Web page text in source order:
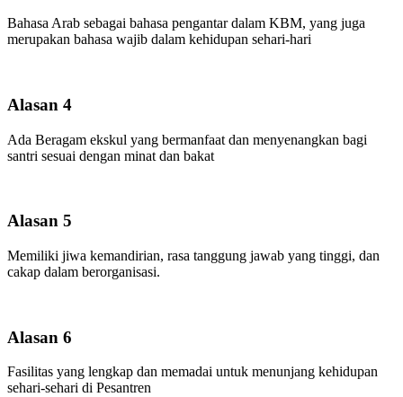
Bahasa Arab sebagai bahasa pengantar dalam KBM, yang juga
merupakan bahasa wajib dalam kehidupan sehari-hari
Alasan 4
Ada Beragam ekskul yang bermanfaat dan menyenangkan bagi
santri sesuai dengan minat dan bakat
Alasan 5
Memiliki jiwa kemandirian, rasa tanggung jawab yang tinggi, dan
cakap dalam berorganisasi.
Alasan 6
Fasilitas yang lengkap dan memadai untuk menunjang kehidupan
sehari-sehari di Pesantren